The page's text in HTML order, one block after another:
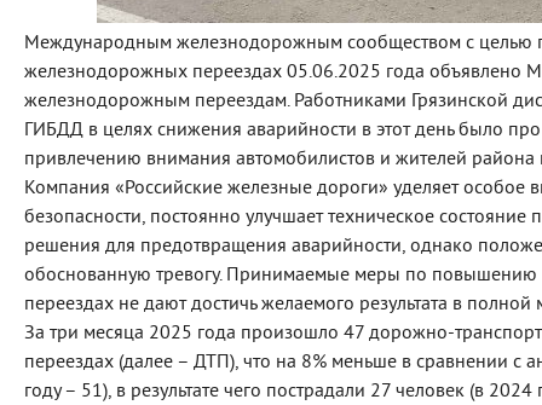
Международным железнодорожным сообществом с целью
железнодорожных переездах 05.06.2025 года
железнодорожным переездам. Работниками Грязинской
ГИБДД в целях снижения аварийности в этот день было
привлечению внимания автомобилистов и жителей
Компания «Российские железные дороги» уделяет особое
безопасности, постоянно улучшает техническое
решения для предотвращения аварийности, однако
обоснованную тревогу. Принимаемые меры по
переездах не дают достичь желаемого результата в полной
За три месяца 2025 года произошло 47 дорожно-
переездах (далее – ДТП), что на 8% меньше в сравнении
году – 51), в результате чего пострадали 27 человек (в